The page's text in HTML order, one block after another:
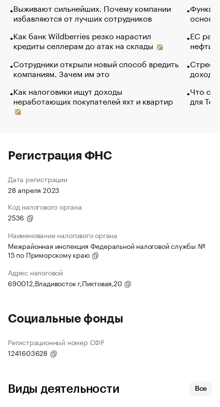
Выживают сильнейших. Почему компании
избавляются от лучших сотрудников
Как банк Wildberries резко нарастил
кредиты селлерам до атак на склады
Сотрудники открыли новый способ вредить
компаниям. Зачем им это
Как налоговики ищут доходы
неработающих покупателей яхт и квартир
основ
ЕС
нефти
Что
для
Регистрация ФНС
Дата регистрации
28 апреля 2023
Код налогового органа
2536
Наименование налогового органа
Межрайонная инспекция Федеральной налоговой службы №
15 по Приморскому краю
Адрес налоговой
690012,Владивосток г,Пихтовая,20
Социальные фонды
Регистрационный номер СФР
1241603628
Виды деятельности Все